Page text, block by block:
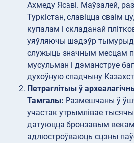
Ахмеду Ясаві. Маўзалей,
Туркістан, славіцца сваім
купалам і складанай
уяўляючы шэдэўр
служыць значным месцам
мусульман і дэманструе
духоўную спадчыну
Петраглітыы ў
Тамгалы: Размешчаны ў
участак утрымлівае тысячы
датуюцца бронзавым
адлюстроўваюць сцэны